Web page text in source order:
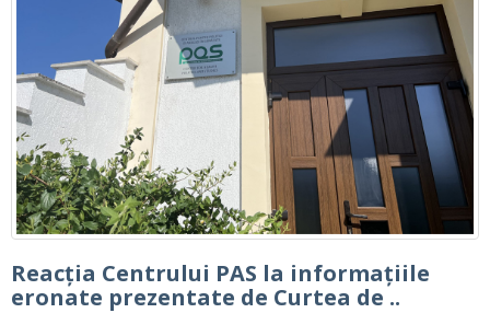
Reacția Centrului PAS la informațiile
eronate prezentate de Curtea de ..